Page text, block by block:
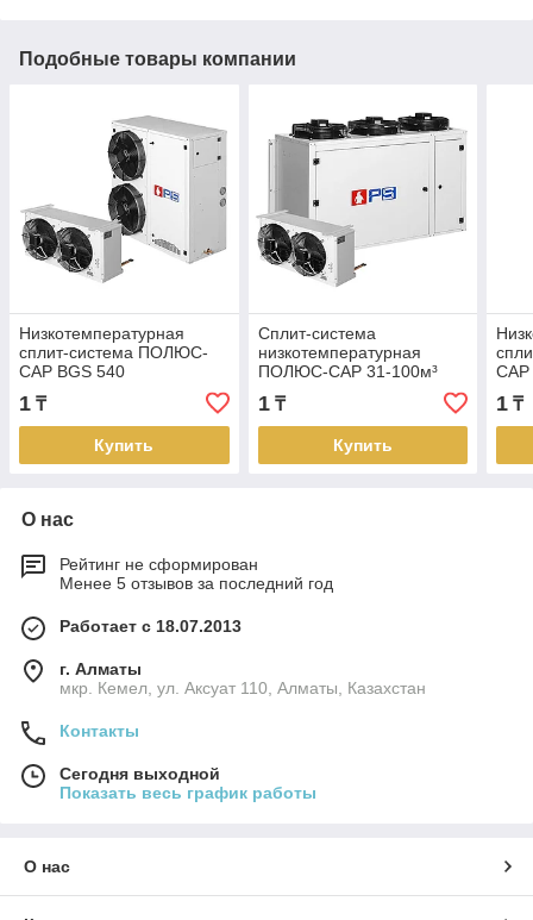
Подобные товары компании
Низкотемпературная
сплит-система ПОЛЮС-
САР BGS 540
1 ₸
Купить
Сплит-система
низкотемпературная
ПОЛЮС-САР 31-100м³
BGS 450 FS
1₸
Купить
САР
1 ₸
О нас
Рейтинг не сформирован
Менее 5 отзывов за последний год
Работает с 18.07.2013
г. Алматы
мкр. Кемел, ул. Аксуат 110, Алматы, Казахстан
Контакты
Сегодня выходной
Показать весь график работы
О нас